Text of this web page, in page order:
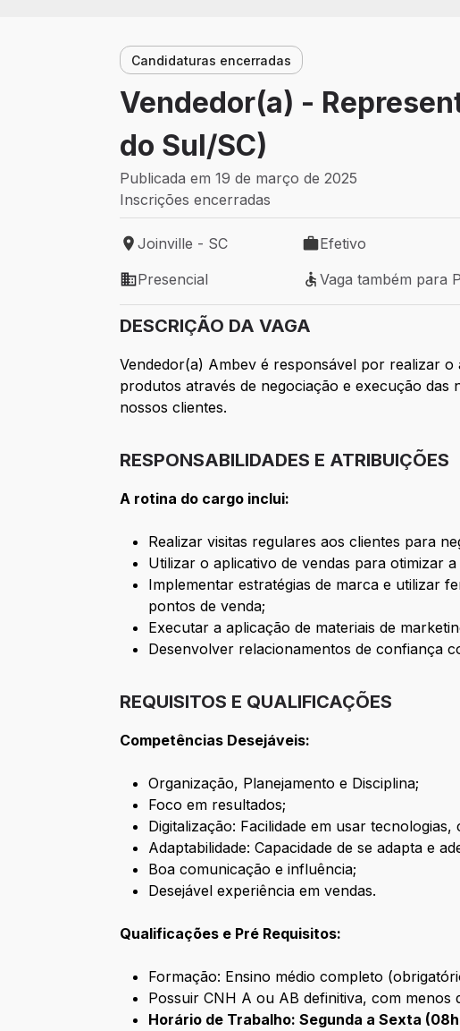
Candidaturas encerradas
Vendedor(a) -
do Sul/SC)
Publicada em 19 de março de 2025
Inscrições encerradas
Local de trabalho: Joinville - SC
Joinville - SC
Tipo de vaga: Efetivo
Efetivo
Modelo de trabalho: Presencial
Presencial
Vaga também para PcD
Vaga também para
DESCRIÇÃO DA VAGA
Vendedor(a) Ambev é responsável por realizar
produtos através de negociação e execução
nossos clientes.
RESPONSABILIDADES E ATRIBUIÇÕES
A rotina do cargo inclui:
Realizar visitas regulares aos clientes para
Utilizar o aplicativo de vendas para otimizar
Implementar estratégias de marca e utilizar
pontos de venda;
Executar a aplicação de materiais de
Desenvolver relacionamentos de confiança
REQUISITOS E QUALIFICAÇÕES
Competências Desejáveis:
Organização, Planejamento e Disciplina;
Foco em resultados;
Digitalização: Facilidade em usar
Adaptabilidade: Capacidade de se adapta e
Boa comunicação e influência;
Desejável experiência em vendas.
Qualificações e Pré Requisitos:
Formação: Ensino médio completo
Possuir CNH A ou AB definitiva, com menos
Horário de Trabalho: Segunda a Sexta